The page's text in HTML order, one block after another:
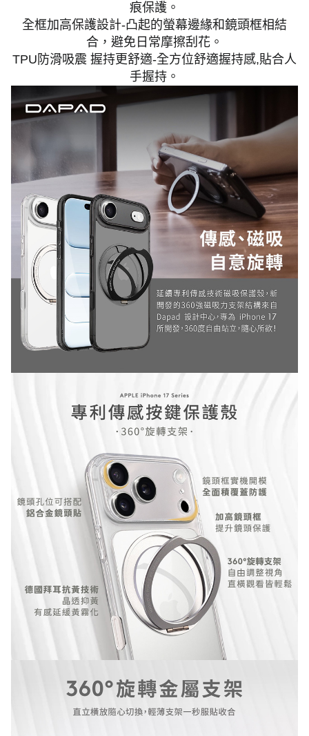
痕保護。
全框加高保護設計-凸起的螢幕邊緣和鏡頭框相結
合，避免日常摩擦刮花。
TPU防滑吸震 握持更舒適-全方位舒適握持感,貼合人
手握持。